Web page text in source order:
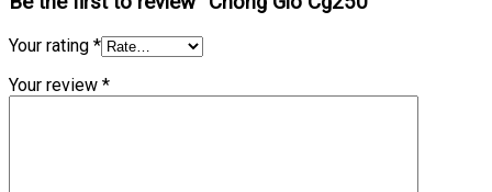
Your rating *
Your review *